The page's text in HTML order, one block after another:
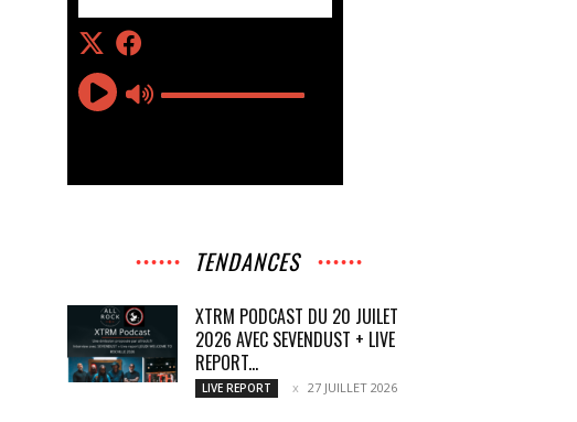
TENDANCES
XTRM PODCAST DU 20 JUILET
2026 AVEC SEVENDUST + LIVE
REPORT...
LIVE REPORT 27 JUILLET 2026